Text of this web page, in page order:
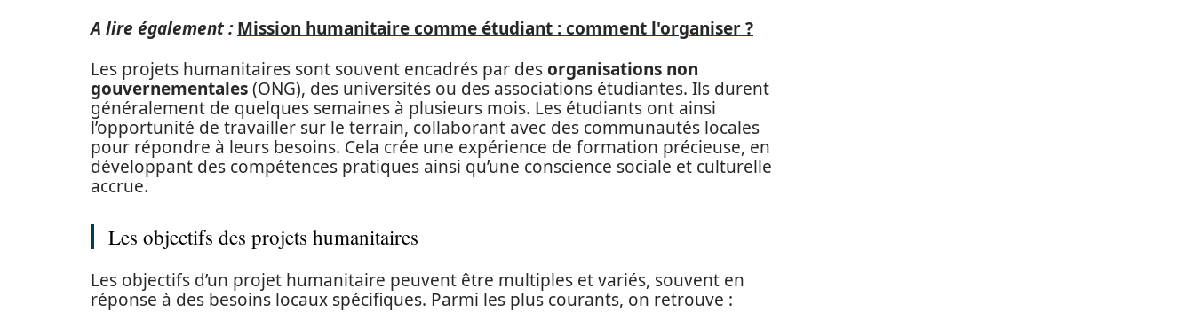
A lire également : Mission humanitaire comme étudiant : comment l'organiser ?
Les projets humanitaires sont souvent encadrés par desorganisations non
gouvernementales(ONG), des universités ou des associations étudiantes. Ils durent
généralement de quelques semaines à plusieurs mois. Les étudiants ont ainsi
l’opportunité de travailler sur le terrain, collaborant avec des communautés locales
pour répondre à leurs besoins. Cela crée une expérience de formation précieuse, en
développant des compétences pratiques ainsi qu’une conscience sociale et culturelle
accrue.
Les objectifs des projets humanitaires
Les objectifs d’un projet humanitaire peuvent être multiples et variés, souvent en
réponse à des besoins locaux spécifiques. Parmi les plus courants, on retrouve :